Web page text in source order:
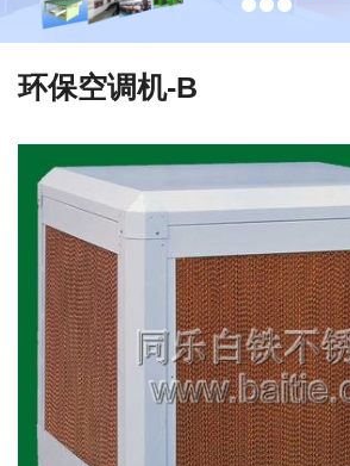
环保空调机-B